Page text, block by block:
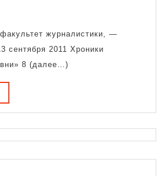
журналистики, —
сентября 2011 Хроники
8 (далее…)